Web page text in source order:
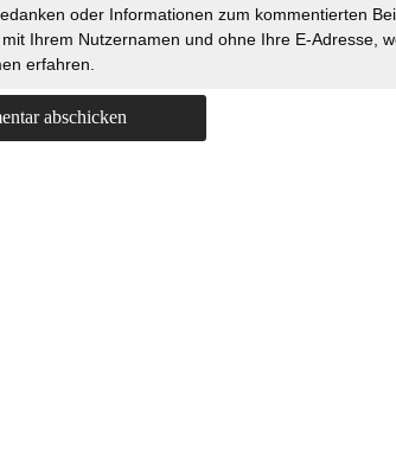
oder Informationen zum kommentierten
Ihrem Nutzernamen und ohne Ihre E-Adresse,
erfahren.